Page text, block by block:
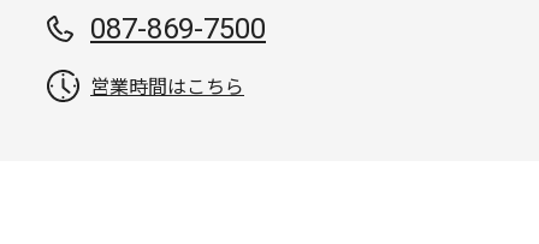
087-869-7500
営業時間はこちら